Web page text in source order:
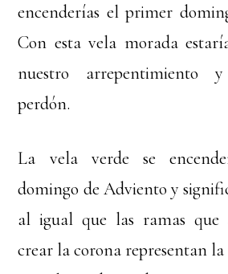
encenderías el primer
Con esta vela morada
nuestro arrepentimiento
perdón.
La vela verde se
domingo de Adviento y
al igual que las ramas que
crear la corona representan